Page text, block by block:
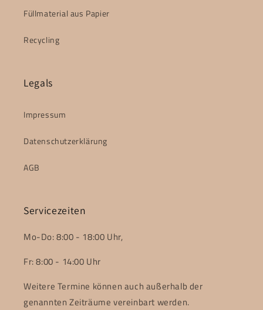
Füllmaterial aus Papier
Recycling
Legals
Impressum
Datenschutzerklärung
AGB
Servicezeiten
Mo-Do: 8:00 - 18:00 Uhr,
Fr: 8:00 - 14:00 Uhr
Weitere Termine können auch außerhalb der
genannten Zeiträume vereinbart werden.